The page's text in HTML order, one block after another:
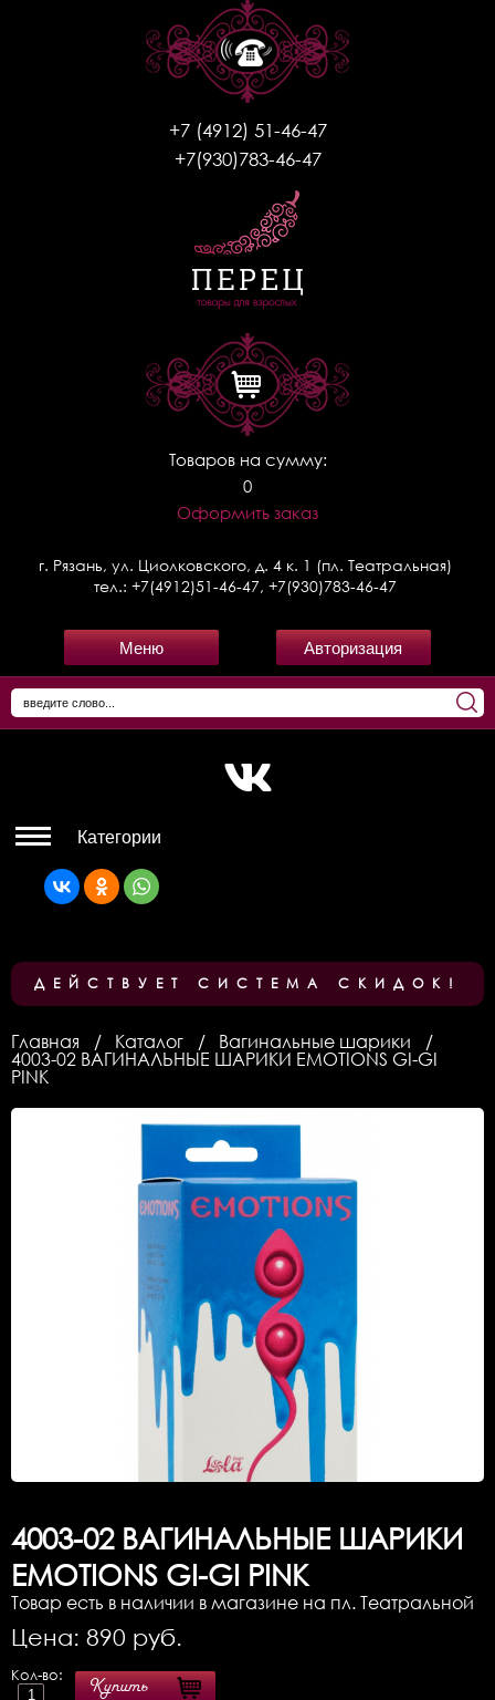
+7 (4912) 51-46-47
+7(930)783-46-47
Товаров на сумму:
0
Оформить заказ
г. Рязань, ул. Циолковского, д. 4 к. 1 (пл. Театральная)
тел.: +7(4912)51-46-47, +7(930)783-46-47
Меню Авторизация
Категории
ДЕЙСТВУЕТ СИСТЕМА СКИДОК!
Главная Каталог
Вагинальные шарики
4003-02 ВАГИНАЛЬНЫЕ ШАРИКИ EMOTIONS GI-GI
PINK
4003-02ВАГИНАЛЬНЫЕ ШАРИКИ
EMOTIONS GI-GI PINK
Товар есть в наличии в магазине на пл. Театральной
Цена: 890 руб.
Кол-во:
Купить